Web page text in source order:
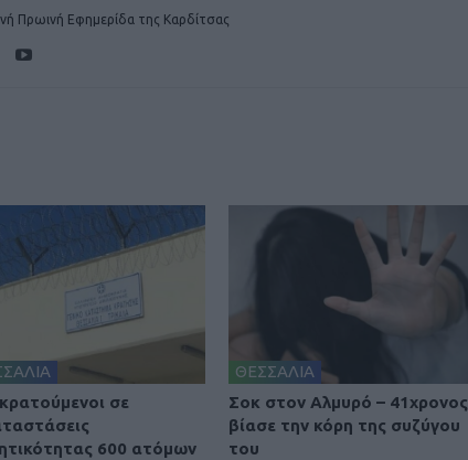
Πρωινή Εφημερίδα της Καρδίτσας
σε
600 ατόμων
ΘΕΣΣΑΛΙΑ
Σοκ στον Αλμυρό – 41χρονος
βίασε την κόρη της συζύγου
του